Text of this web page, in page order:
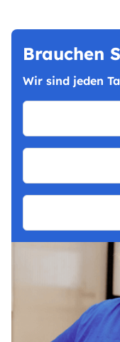
Brauchen
Wir sind jeden